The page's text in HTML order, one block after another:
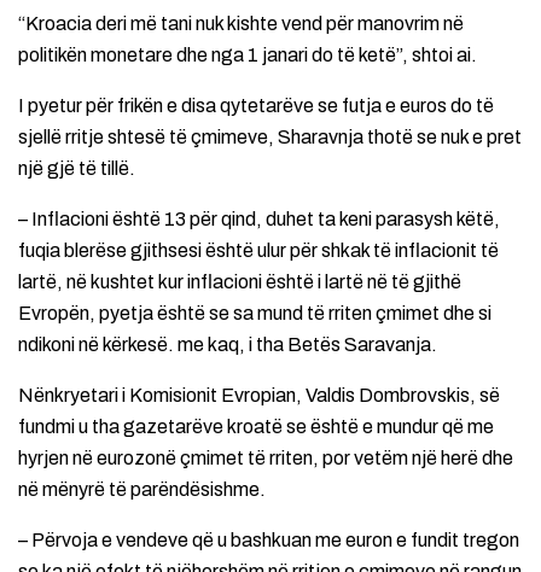
“Kroacia deri më tani nuk kishte vend për manovrim në
politikën monetare dhe nga 1 janari do të ketë”, shtoi ai.
I pyetur për frikën e disa qytetarëve se futja e euros do të
sjellë rritje shtesë të çmimeve, Sharavnja thotë se nuk e pret
një gjë të tillë.
– Inflacioni është 13 për qind, duhet ta keni parasysh këtë,
fuqia blerëse gjithsesi është ulur për shkak të inflacionit të
lartë, në kushtet kur inflacioni është i lartë në të gjithë
Evropën, pyetja është se sa mund të rriten çmimet dhe si
ndikoni në kërkesë. me kaq, i tha Betës Saravanja.
Nënkryetari i Komisionit Evropian, Valdis Dombrovskis, së
fundmi u tha gazetarëve kroatë se është e mundur që me
hyrjen në eurozonë çmimet të rriten, por vetëm një herë dhe
në mënyrë të parëndësishme.
– Përvoja e vendeve që u bashkuan me euron e fundit tregon